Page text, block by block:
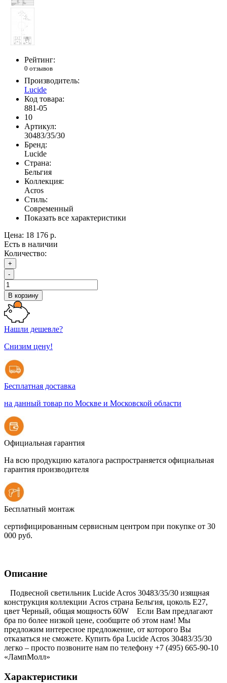
Рейтинг:
0 отзывов
Производитель:
Lucide
Код товара:
881-05
10
Артикул:
30483/35/30
Бренд:
Lucide
Страна:
Бельгия
Коллекция:
Acros
Стиль:
Современный
Показать все характеристики
Цена: 18 176 р.
Есть в наличии
Количество:
+
-
В корзину
Нашли дешевле?
Снизим цену!
Бесплатная доставка
на данный товар по Москве и Московской области
Официальная гарантия
На всю продукцию каталога распространяется официальная
гарантия производителя
Бесплатный монтаж
сертифицированным сервисным центром при покупке от 30
000 руб.
Описание
Подвесной светильник Lucide Acros 30483/35/30 изящная
конструкция коллекции Acros страна Бельгия, цоколь E27,
цвет Черный, общая мощность 60W Если Вам предлагают
бра по более низкой цене, сообщите об этом нам! Мы
предложим интересное предложение, от которого Вы
отказаться не сможете. Купить бра Lucide Acros 30483/35/30
легко – просто позвоните нам по телефону +7 (495) 665-90-10
«ЛампМолл»
Характеристики